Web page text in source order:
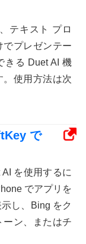
テキスト プロ
でプレゼンテー
きる Duet AI 機
使用方法は次
で
を使用するに
でアプリを
し、Bing をク
ーン、またはチ